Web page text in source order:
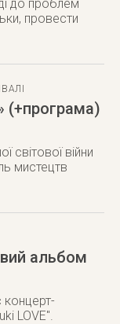
до проблем
провести
(+програма)
війни
мистецтв
альбом
концерт-
LOVE".